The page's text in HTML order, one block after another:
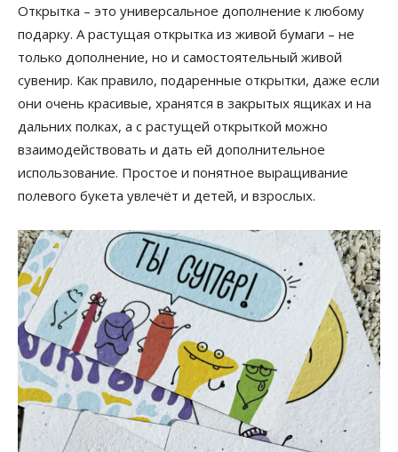
Открытка – это универсальное дополнение к любому
подарку. А растущая открытка из живой бумаги – не
только дополнение, но и самостоятельный живой
сувенир. Как правило, подаренные открытки, даже если
они очень красивые, хранятся в закрытых ящиках и на
дальних полках, а с растущей открыткой можно
взаимодействовать и дать ей дополнительное
использование. Простое и понятное выращивание
полевого букета увлечёт и детей, и взрослых.